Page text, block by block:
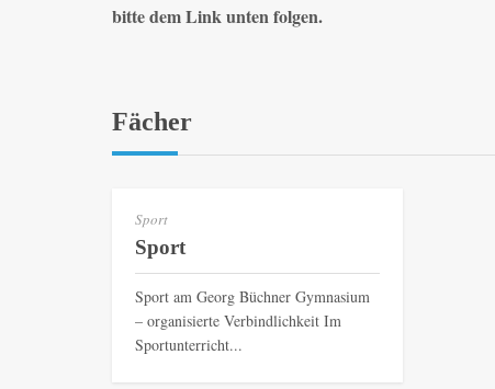
bitte dem Link unten folgen.
Fächer
Sport
Sport
Sport am Georg Büchner Gymnasium
– organisierte Verbindlichkeit Im
Sportunterricht...